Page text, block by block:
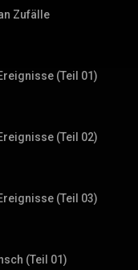
Zufälle
(Teil 01)
(Teil 02)
(Teil 03)
(Teil 01)